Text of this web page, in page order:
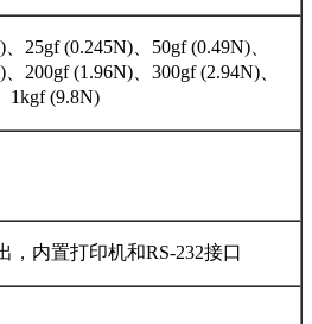
25gf (0.245N)、50gf (0.49N)、
200gf (1.96N)、300gf (2.94N)、
1kgf (9.8N)
，内置打印机和RS-232接口